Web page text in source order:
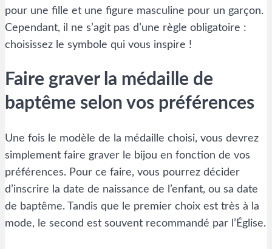
pour une fille et une figure masculine pour un garçon.
Cependant, il ne s’agit pas d’une règle obligatoire :
choisissez le symbole qui vous inspire !
Faire graver la médaille de
baptême selon vos préférences
Une fois le modèle de la médaille choisi, vous devrez
simplement faire graver le bijou en fonction de vos
préférences. Pour ce faire, vous pourrez décider
d’inscrire la date de naissance de l’enfant, ou sa date
de baptême. Tandis que le premier choix est très à la
mode, le second est souvent recommandé par l’Église.